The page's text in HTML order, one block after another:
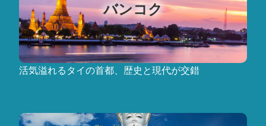
バンコク
活気溢れるタイの首都、歴史と現代が交錯